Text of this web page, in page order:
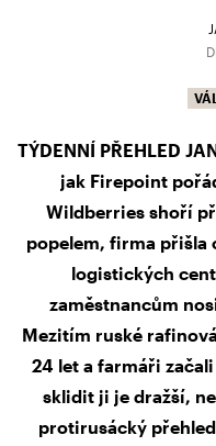
TÝDENNÍ PŘEHLED
jak Firepoint
Wildberries shoří
popelem, firma přišla
logistických
zaměstnancům
Mezitím ruské
24 let a farmáři
sklidit ji je dražší,
protirusácký